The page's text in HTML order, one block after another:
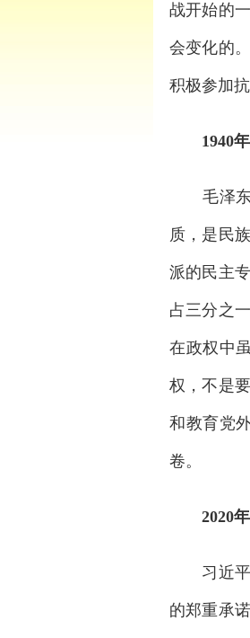
战开始的
会变化的
积极参加
1940
毛泽东
质，是民
派的民主
占三分之
在政权中
权，不是
和教育党
卷。
2020年
习近平在
的郑重承